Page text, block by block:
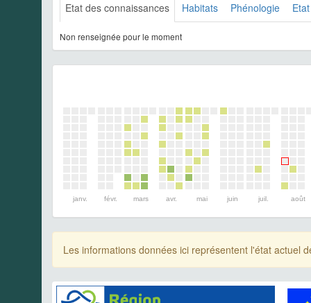
Etat des connaissances Habitats Phénologie
Non renseignée pour le moment
janv. févr. mars avr. mai juin juil. août
Les informations données ici représentent l'état actuel